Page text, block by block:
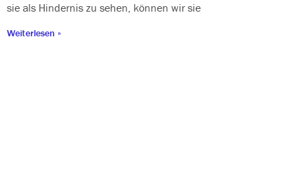
sie als Hindernis zu sehen, kön­nen wir sie
Weiterlesen »